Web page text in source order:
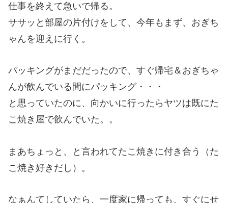
仕事を終えて急いで帰る。
ササッと部屋の片付けをして、今年もまず、おぎち
ゃんを迎えに行く。
パッキングがまだだったので、すぐ帰宅＆おぎちゃ
んが飲んでいる間にパッキング・・・
と思っていたのに、向かいに行ったらヤツは既にた
こ焼き屋で飲んでいた。。
まあちょっと、と言われてたこ焼きに付き合う（た
こ焼き好きだし）。
なぁんてしていたら、一度家に帰っても、すぐにせ